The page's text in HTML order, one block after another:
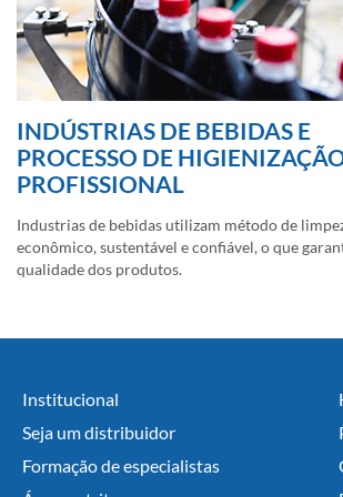
INDÚSTRIAS DE BEBIDAS E
PROCESSO DE
PROFISSIONAL
Industrias de bebidas utilizam método de
econômico, sustentável e confiável, o que
qualidade dos produtos.
Institucional
Seja um distribuidor
Formação de especialistas